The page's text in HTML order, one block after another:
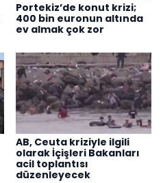
Portekiz’de konut krizi;
400 bin euronun altında
ev almak çok zor
AB, Ceuta kriziyle ilgili
olarak İçişleri Bakanları
acil toplantısı
düzenleyecek